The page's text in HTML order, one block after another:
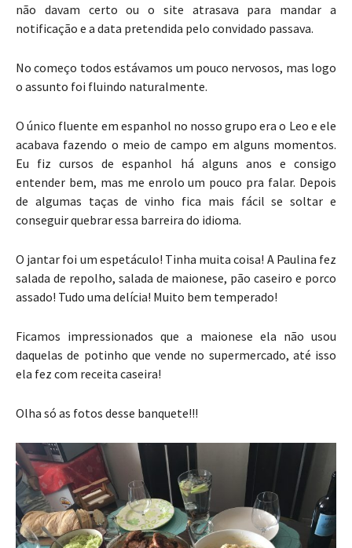
não davam certo ou o site atrasava para mandar a
notificação e a data pretendida pelo convidado passava.
No começo todos estávamos um pouco nervosos, mas logo
o assunto foi fluindo naturalmente.
O único fluente em espanhol no nosso grupo era o Leo e ele
acabava fazendo o meio de campo em alguns momentos.
Eu fiz cursos de espanhol há alguns anos e consigo
entender bem, mas me enrolo um pouco pra falar. Depois
de algumas taças de vinho fica mais fácil se soltar e
conseguir quebrar essa barreira do idioma.
O jantar foi um espetáculo! Tinha muita coisa! A Paulina fez
salada de repolho, salada de maionese, pão caseiro e porco
assado! Tudo uma delícia! Muito bem temperado!
Ficamos impressionados que a maionese ela não usou
daquelas de potinho que vende no supermercado, até isso
ela fez com receita caseira!
Olha só as fotos desse banquete!!!